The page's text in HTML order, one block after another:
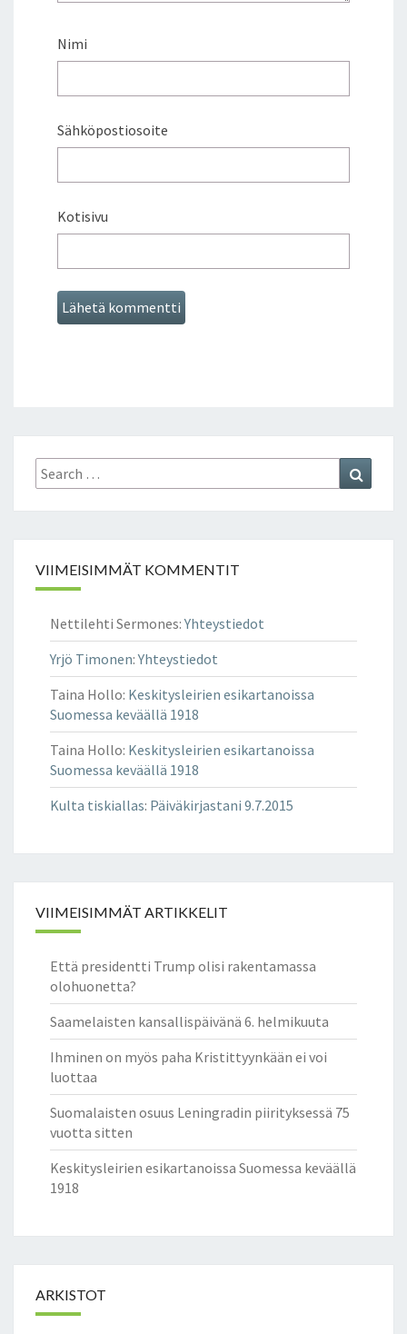
Nimi
Sähköpostiosoite
Kotisivu
Search
for:
VIIMEISIMMÄT KOMMENTIT
Nettilehti Sermones:Yhteystiedot
Yrjö Timonen:Yhteystiedot
Taina Hollo: Keskitysleirien esikartanoissa
Suomessa keväällä 1918
Taina Hollo: Keskitysleirien esikartanoissa
Suomessa keväällä 1918
Kulta tiskiallas: Päiväkirjastani 9.7.2015
VIIMEISIMMÄT ARTIKKELIT
Että presidentti Trump olisi rakentamassa
olohuonetta?
Saamelaisten kansallispäivänä 6. helmikuuta
Ihminen on myös paha Kristittyynkään ei voi
luottaa
Suomalaisten osuus Leningradin piirityksessä 75
vuotta sitten
Keskitysleirien esikartanoissa Suomessa keväällä
1918
ARKISTOT